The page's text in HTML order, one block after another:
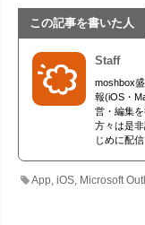
この記事を書いた人
Staff
moshbox
報(iOS・
営・編集
方々は是
じめに配
App ,iOS Microsoft